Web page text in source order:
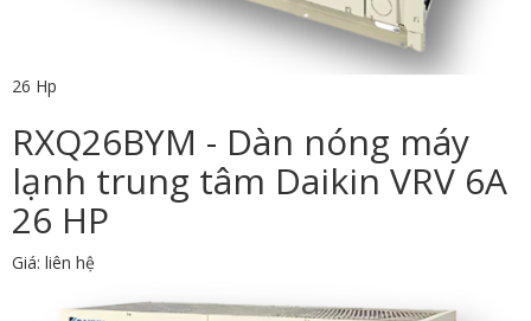
26 Hp
RXQ26BYM - Dàn nóng máy
lạnh trung tâm Daikin VRV 6A
26 HP
Giá: liên hệ